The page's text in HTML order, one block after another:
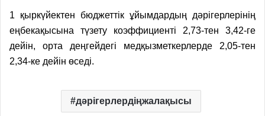
1 қыркүйектен бюджеттік ұйымдардың дәрігерлерінің
еңбекақысына түзету коэффициенті 2,73-тен 3,42-ге
дейін, орта деңгейдегі медқызметкерлерде 2,05-тен
2,34-ке дейін өседі.
дәрігерлердіңжалақысы